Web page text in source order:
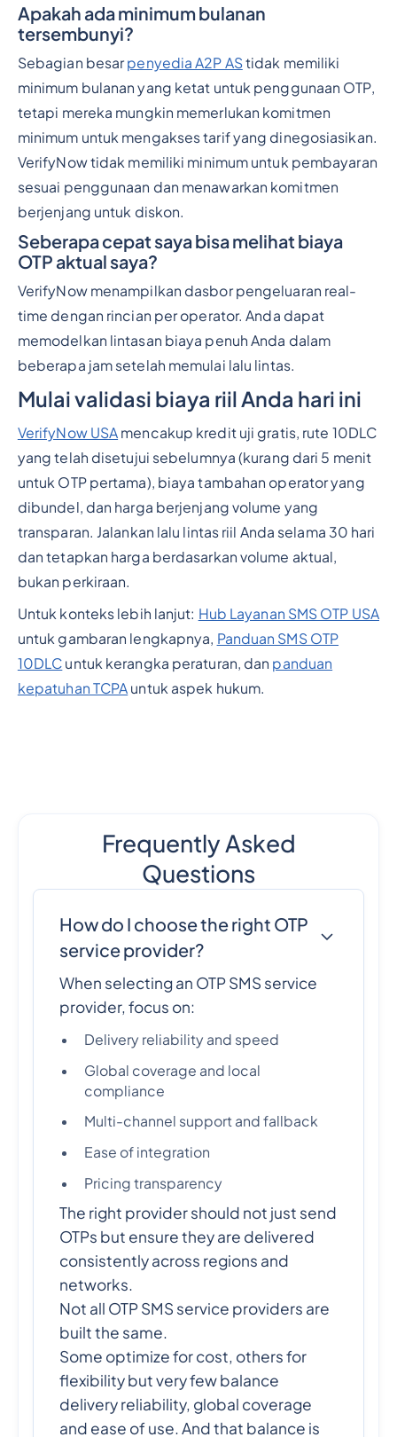
Apakah ada minimum bulanan
tersembunyi?
Sebagian besarpenyedia A2P AStidak memiliki
minimum bulanan yang ketat untuk penggunaan OTP,
tetapi mereka mungkin memerlukan komitmen
minimum untuk mengakses tarif yang dinegosiasikan.
VerifyNow tidak memiliki minimum untuk pembayaran
sesuai penggunaan dan menawarkan komitmen
berjenjang untuk diskon.
Seberapa cepat saya bisa melihat biaya
OTP aktual saya?
VerifyNow menampilkan dasbor pengeluaran real-
time dengan rincian per operator. Anda dapat
memodelkan lintasan biaya penuh Anda dalam
beberapa jam setelah memulai lalu lintas.
Mulai validasi biaya riil Anda hari ini
VerifyNow USA mencakup kredit uji gratis, rute 10DLC
yang telah disetujui sebelumnya (kurang dari 5 menit
untuk OTP pertama), biaya tambahan operator yang
dibundel, dan harga berjenjang volume yang
transparan. Jalankan lalu lintas riil Anda selama 30 hari
dan tetapkan harga berdasarkan volume aktual,
bukan perkiraan.
Untuk konteks lebih lanjut: Hub Layanan SMS OTP USA
untuk gambaran lengkapnya, Panduan SMS OTP
10DLC untuk kerangka peraturan, dan panduan
kepatuhan TCPA untuk aspek hukum.
Frequently Asked
Questions
How do I choose the right OTP
service provider?
When selecting an OTP SMS service
provider, focus on:
Delivery reliability and speed
Global coverage and local
compliance
Multi-channel support and fallback
Ease of integration
Pricing transparency
The right provider should not just send
OTPs but ensure they are delivered
consistently across regions and
networks.
Not all OTP SMS service providers are
built the same.
Some optimize for cost, others for
flexibility but very few balance
delivery reliability, global coverage
and ease of use. And that balance is